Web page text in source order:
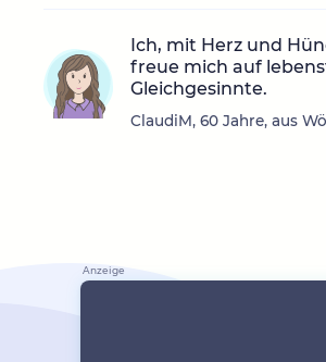
Ich, mit Herz und
freue mich auf
Gleichgesinnte.
ClaudiM, 60 Jahre, aus